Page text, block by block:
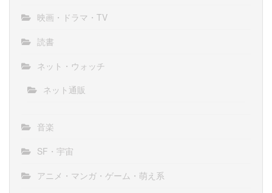
映画・ドラマ・TV
読書
ネット・ウォッチ
ネット通販
音楽
SF・宇宙
アニメ・マンガ・ゲーム・萌え系